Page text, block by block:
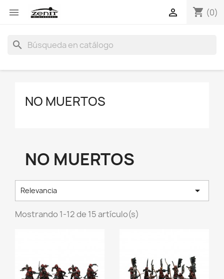
 shopping_cart (0)

search
NO MUERTOS
NO MUERTOS
Relevancia 
Mostrando 1-12 de 15 artículo(s)